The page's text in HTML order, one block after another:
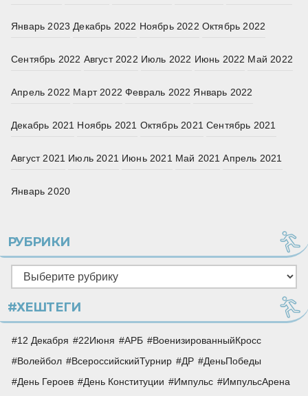
Январь 2023 Декабрь 2022 Ноябрь 2022 Октябрь 2022
Сентябрь 2022 Август 2022 Июль 2022 Июнь 2022 Май 2022
Апрель 2022 Март 2022 Февраль 2022 Январь 2022
Декабрь 2021 Ноябрь 2021 Октябрь 2021 Сентябрь 2021
Август 2021 Июль 2021 Июнь 2021 Май 2021 Апрель 2021
Январь 2020
РУБРИКИ
Рубрики
#ХЕШТЕГИ
12 Декабря 22Июня АРБ
ВоенизированныйКросс
Волейбол
ВсероссийскийТурнир ДР
ДеньПобеды
День Героев
День Конституции Импульс
ИмпульсАрена